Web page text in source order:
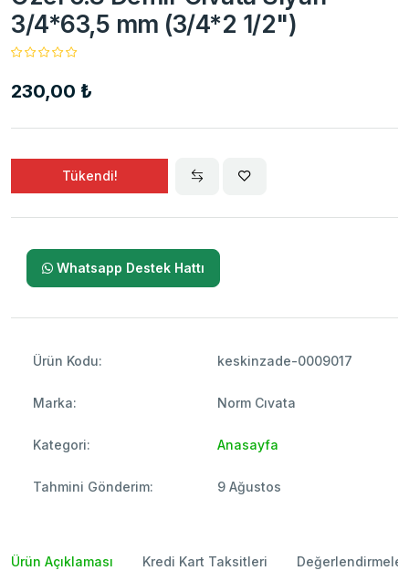
3/4*63,5 mm (3/4*2 1/2")
230,00 ₺
Tükendi!
Whatsapp Destek Hattı
Ürün Kodu: keskinzade-0009017
Marka: Norm Cıvata
Kategori: Anasayfa
Tahmini Gönderim: 9 Ağustos
Ürün Açıklaması Kredi Kart Taksitleri Değerlendirmeler